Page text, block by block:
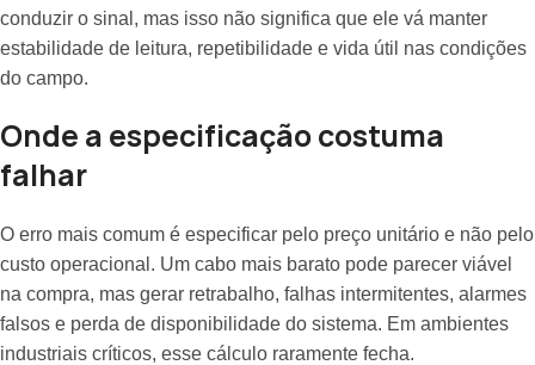
conduzir o sinal, mas isso não significa que ele vá manter
estabilidade de leitura, repetibilidade e vida útil nas condições
do campo.
Onde a especificação costuma
falhar
O erro mais comum é especificar pelo preço unitário e não pelo
custo operacional. Um cabo mais barato pode parecer viável
na compra, mas gerar retrabalho, falhas intermitentes, alarmes
falsos e perda de disponibilidade do sistema. Em ambientes
industriais críticos, esse cálculo raramente fecha.